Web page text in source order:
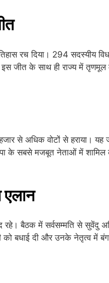
रच दिया। 294 सदस्यीय
जीत के साथ ही राज्य में
से अधिक वोटों से हराया।
के सबसे मजबूत नेताओं में शामिल
बैठक में सर्वसम्मति से
को बधाई दी और उनके नेतृत्व में